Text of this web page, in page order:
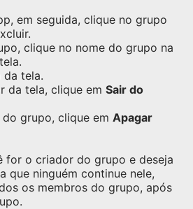
em seguida, clique no grupo
clique no nome do grupo na
da tela.
da tela, clique em Sair do
grupo, clique em Apagar
for o criador do grupo e deseja
que ninguém continue nele,
os membros do grupo, após